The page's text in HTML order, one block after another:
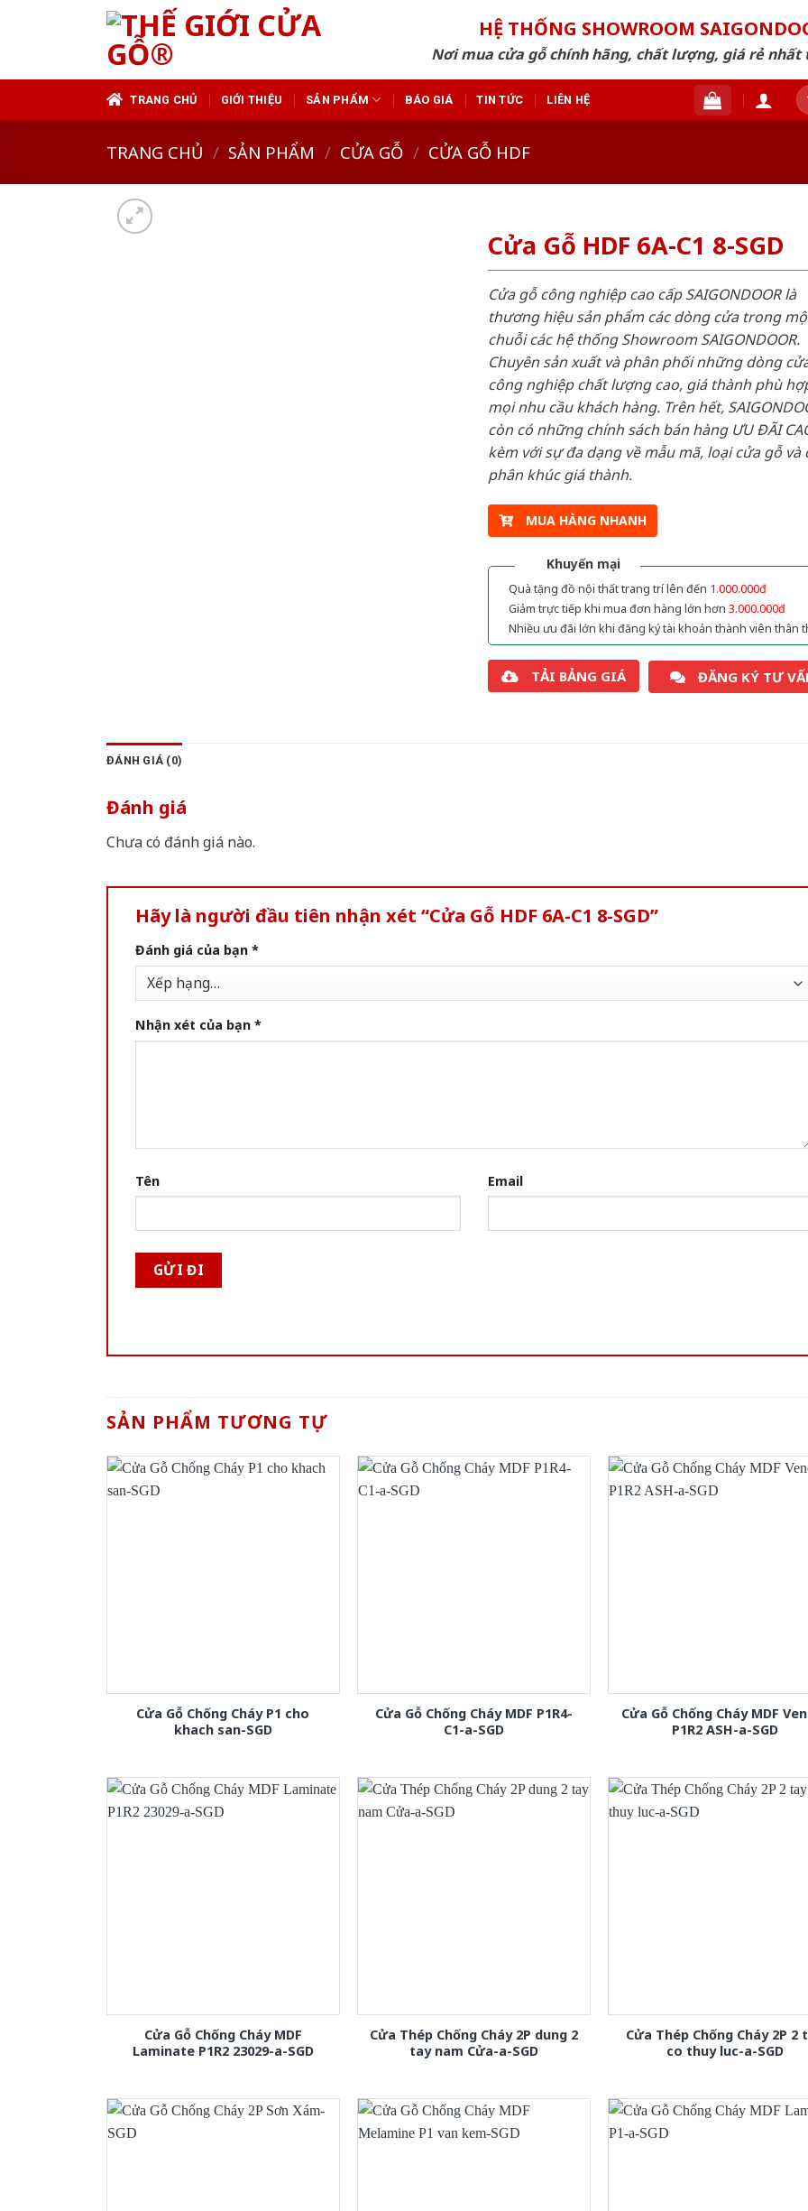
HỆ THỐNG SHOWROOM
Nơi mua cửa gỗ chính hãng, chất lượng, giá rẻ nhất
TRANG CHỦ GIỚI THIỆU SẢN PHẨM BÁO GIÁ TIN TỨC LIÊN HỆ
TRANG CHỦ / SẢN PHẨM / CỬA GỖ / CỬA GỖ HDF
Cửa Gỗ HDF 6A-C1 8-SGD
Cửa gỗ công nghiệp cao cấp SAIGONDOOR là
thương hiệu sản phẩm các dòng cửa trong
chuỗi các hệ thống Showroom SAIGONDOOR.
Chuyên sản xuất và phân phối những dòng
công nghiệp chất lượng cao, giá thành phù
mọi nhu cầu khách hàng. Trên hết,
còn có những chính sách bán hàng ƯU ĐÃI
kèm với sự đa dạng về mẫu mã, loại cửa gỗ và
phân khúc giá thành.
MUA HÀNG NHANH
Khuyến mại
Quà tặng đồ nội thất trang trí lên đến 1.000.000đ
Giảm trực tiếp khi mua đơn hàng lớn hơn 3.000.000đ
Nhiều ưu đãi lớn khi đăng ký tài khoản thành viên thân
TẢI BẢNG GIÁ ĐĂNG KÝ TƯ
ĐÁNH GIÁ (0)
Đánh giá
Chưa có đánh giá nào.
Hãy là người đầu tiên nhận xét “Cửa Gỗ HDF 6A-C1 8-SGD”
Đánh giá của bạn *
Nhận xét của bạn *
Tên Email
SẢN PHẨM TƯƠNG TỰ
Cửa Gỗ Chống Cháy P1 cho
khach san-SGD
Cửa Gỗ Chống Cháy MDF P1R4-
C1-a-SGD
Cửa Gỗ Chống Cháy MDF
P1R2 ASH-a-SGD
Cửa Gỗ Chống Cháy MDF
Laminate P1R2 23029-a-SGD
Cửa Thép Chống Cháy 2P dung 2
tay nam Cửa-a-SGD
Cửa Thép Chống Cháy 2P 2
co thuy luc-a-SGD